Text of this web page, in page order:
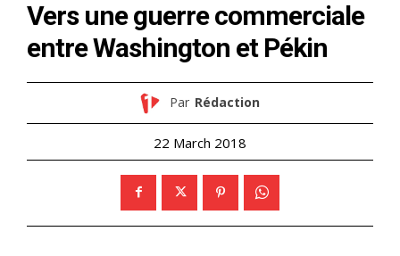
Vers une guerre commerciale
entre Washington et Pékin
Par Rédaction
22 March 2018